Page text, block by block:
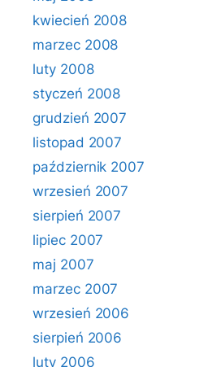
kwiecień 2008
marzec 2008
luty 2008
styczeń 2008
grudzień 2007
listopad 2007
październik 2007
wrzesień 2007
sierpień 2007
lipiec 2007
maj 2007
marzec 2007
wrzesień 2006
sierpień 2006
luty 2006